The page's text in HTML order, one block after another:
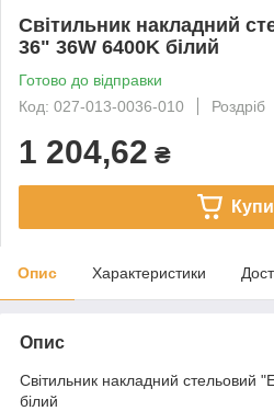
Світильник накладний
36" 36W 6400K білий
Готово до відправки
Код: 027-013-0036-010
Роздріб
1 204,62 ₴
Опис Характеристики
Опис
Світильник накладний стельовий
білий